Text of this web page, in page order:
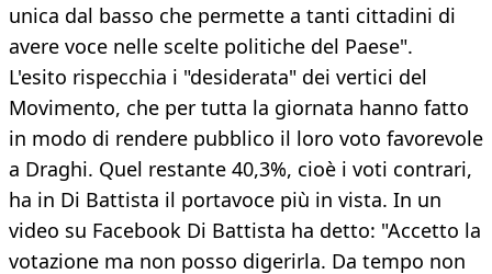
unica dal basso che permette a tanti cittadini di
avere voce nelle scelte politiche del Paese".
L'esito rispecchia i "desiderata" dei vertici del
Movimento, che per tutta la giornata hanno fatto
in modo di rendere pubblico il loro voto favorevole
a Draghi. Quel restante 40,3%, cioè i voti contrari,
ha in Di Battista il portavoce più in vista. In un
video su Facebook Di Battista ha detto: "Accetto la
votazione ma non posso digerirla. Da tempo non